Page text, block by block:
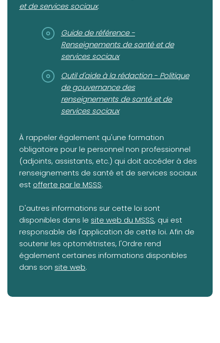
et de services sociaux:
(opens in a new tab)
Guide de référence -
Renseignements de santé et de
services sociaux
(opens in a new tab)
Outil d'aide à la rédaction - Politique
de gouvernance des
renseignements de santé et de
services sociaux
À rappeler également qu'une formation
obligatoire pour le personnel non professionnel
(adjoints, assistants, etc.) qui doit accéder à des
renseignements de santé et de services sociaux
est (opens in a new tab)
offerte par le MSSS.
D'autres informations sur cette loi sont
disponibles dans le (opens in a new tab)
site web du MSSS, qui est
responsable de l'application de cette loi. Afin de
soutenir les optométristes, l'Ordre rend
également certaines informations disponibles
dans son site web.